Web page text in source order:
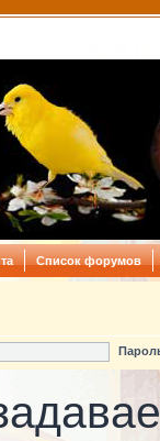
Список форумов